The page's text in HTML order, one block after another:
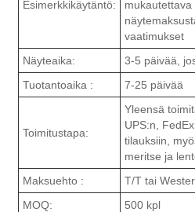
Esimerkkikäytäntö:
vaatimukset
Näyteaika:
3-5 päivää,
Tuotantoaika :
7-25 päivää
Toimitustapa:
Yleensä
UPS:n,
tilauksiin,
meritse ja
Maksuehto :
T/T tai
MOQ:
500 kpl